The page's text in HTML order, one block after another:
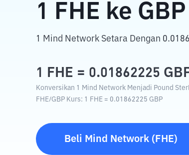
1 FHE ke GBP
1 Mind Network Setara Dengan
1 FHE = 0.01862225
Konversikan 1 Mind Network Menjadi Pound
FHE/GBP Kurs: 1 FHE = 0.01862225 GBP
Beli Mind Network( FHE)